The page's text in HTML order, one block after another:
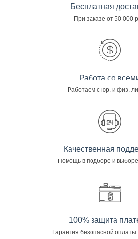
Бесплатная
При заказе от 50 000
Работа со
Работаем с юр. и физ.
Качественная
Помощь в подборе и выборе
100% защита
Гарантия безопасной оплаты